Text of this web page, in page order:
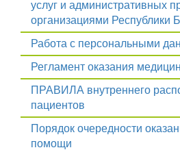
услуг и административных
организациями Республики
Работа с персональными
Регламент оказания
ПРАВИЛА внутреннего
пациентов
Порядок очередности
помощи